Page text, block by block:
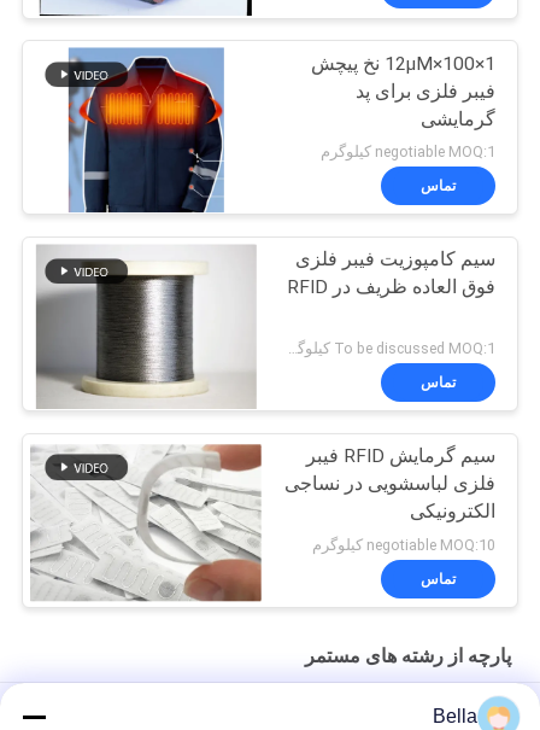
12μM×100×1 نخ پیچش
فیبر فلزی برای پد
گرمایشی
negotiable MOQ:1 کیلوگرم
تماس
سیم کامپوزیت فیبر فلزی
فوق العاده ظریف در RFID
To be discussed MOQ:1 کیلوگرم
تماس
سیم گرمایش RFID فیبر
فلزی لباسشویی در نساجی
الکترونیکی
negotiable MOQ:10 کیلوگرم
تماس
پارچه از رشته های مستمر
نخ ریسیده رسانای الکتریکی 12 میلی متری
Bella